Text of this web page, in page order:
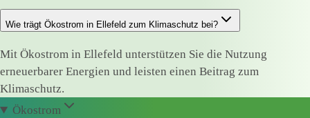
Wie trägt Ökostrom in Ellefeld zum Klimaschutz bei?
Mit Ökostrom in Ellefeld unterstützen Sie die Nutzung
erneuerbarer Energien und leisten einen Beitrag zum
Klimaschutz.
Ökostrom